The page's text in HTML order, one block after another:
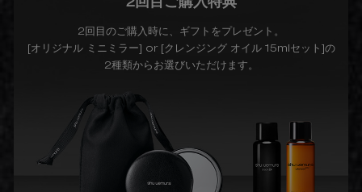
2回目ご購入特典
2回目のご購入時に、ギフトをプレゼント。
[オリジナル ミニミラー] or [クレンジング オイル 15mlセット]の
2種類からお選びいただけます。